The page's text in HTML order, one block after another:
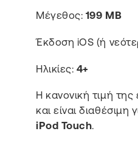
Μέγεθος: 199 MB
Έκδοση iOS (ή
Ηλικίες: 4+
Η κανονική τιμή
και είναι διαθέσιμη
iPod Touch.